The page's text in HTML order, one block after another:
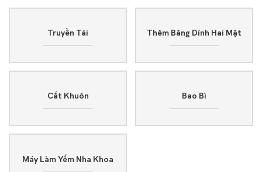
Truyền Tải Thêm Băng Dính Hai Mặt
Cắt Khuôn Bao Bì
Máy Làm Yếm Nha Khoa